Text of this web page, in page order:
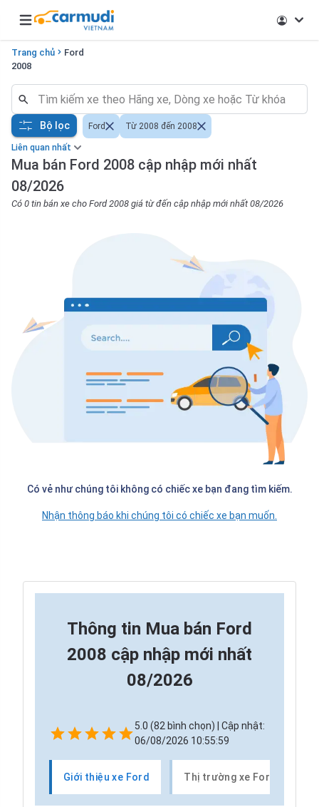
Open main menu
Trang chủ
Ford
2008
Liên quan nhất
Mua bán Ford 2008 cập nhập mới nhất
08/2026
Có 0 tin bán xe cho Ford 2008 giá từ đến cập nhập mới nhất 08/2026
Bộ lọc Ford Từ 2008 đến 2008
Có vẻ như chúng tôi không có chiếc xe bạn đang tìm kiếm.
Nhận thông báo khi chúng tôi có chiếc xe bạn muốn.
Thông tin Mua bán Ford
2008 cập nhập mới nhất
08/2026
5.0 (82 bình chọn) | Cập nhật:
06/08/2026 10:55:59
Giới thiệu xe Ford Thị trường xe Ford